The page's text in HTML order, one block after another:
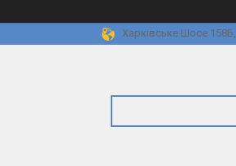
Харківське Шосе 158Б,